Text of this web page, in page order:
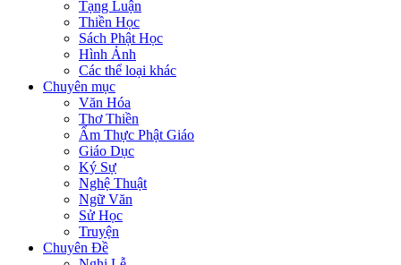
Tạng Luận
Thiền Học
Sách Phật Học
Hình Ảnh
Các thể loại khác
Chuyên mục
Văn Hóa
Thơ Thiền
Ẩm Thực Phật Giáo
Giáo Dục
Ký Sự
Nghệ Thuật
Ngữ Văn
Sử Học
Truyện
Chuyên Đề